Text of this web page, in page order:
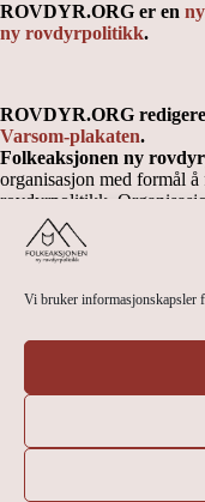
Vi bruker informasjonskapsler
ROVDYR.ORG er en
ny rovdyrpolitikk.
ROVDYR.ORG
Varsom-plakaten.
Folkeaksjonen ny
organisasjon med formål
rovdyrpolitikk.
uavhengig.
Kontakt Folkeaksjonen
Cookieerklæring (EU)